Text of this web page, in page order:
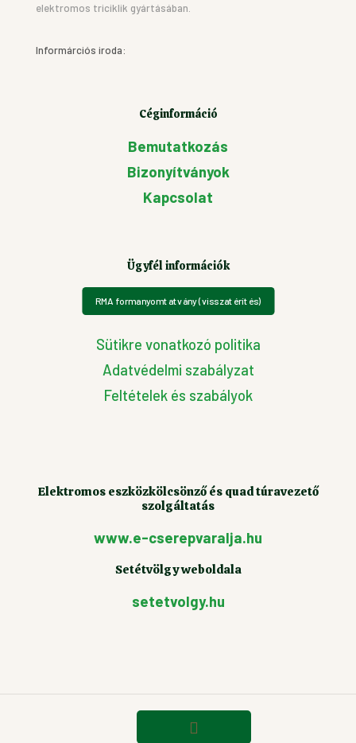
elektromos triciklik gyártásában.
Informárciós iroda:
Céginformáció
Bemutatkozás
Bizonyítványok
Kapcsolat
Ügyfél információk
RMA formanyomtatvány (visszatérítés)
Sütikre vonatkozó politika
Adatvédelmi szabályzat
Feltételek és szabályok
Elektromos eszközkölcsönző és quad túravezető
szolgáltatás
www.e-cserepvaralja.hu
Setétvölgy weboldala
setetvolgy.hu